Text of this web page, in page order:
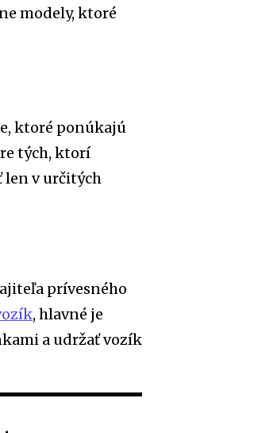
modely, ktoré
ktoré ponúkajú
tých, ktorí
len v určitých
prívesného
, hlavné je
a udržať vozík